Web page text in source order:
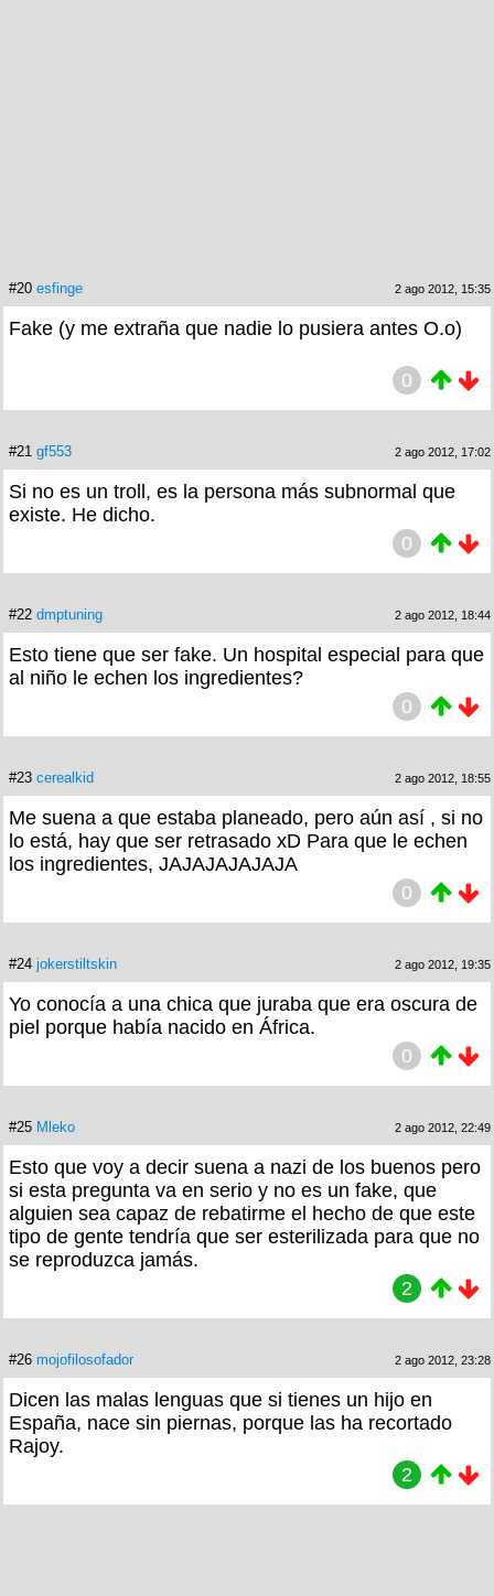
#20 esfinge 2 ago 2012, 15:35
Fake (y me extraña que nadie lo pusiera antes O.o)
0
#21 gf553 2 ago 2012, 17:02
Si no es un troll, es la persona más subnormal que
existe. He dicho.
0
#22 dmptuning 2 ago 2012, 18:44
Esto tiene que ser fake. Un hospital especial para que
al niño le echen los ingredientes?
0
#23 cerealkid 2 ago 2012, 18:55
Me suena a que estaba planeado, pero aún así , si no
lo está, hay que ser retrasado xD Para que le echen
los ingredientes, JAJAJAJAJAJA
0
#24 jokerstiltskin 2 ago 2012, 19:35
Yo conocía a una chica que juraba que era oscura de
piel porque había nacido en África.
0
#25 Mleko 2 ago 2012, 22:49
Esto que voy a decir suena a nazi de los buenos pero
si esta pregunta va en serio y no es un fake, que
alguien sea capaz de rebatirme el hecho de que este
tipo de gente tendría que ser esterilizada para que no
se reproduzca jamás.
2
#26 mojofilosofador 2 ago 2012, 23:28
Dicen las malas lenguas que si tienes un hijo en
España, nace sin piernas, porque las ha recortado
Rajoy.
2